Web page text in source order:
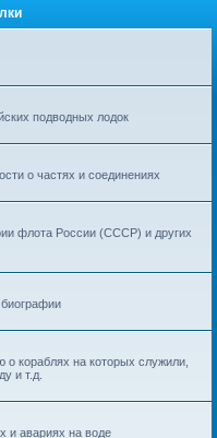
подводных лодок
о частях и соединениях
флота России (СССР) и других
кораблях на которых служили,
и т.д.
и авариях на воде